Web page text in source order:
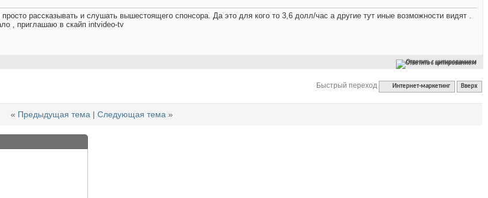
рассказывать и слушать вышестоящего спонсора. Да это для кого то 3,6 долл/час а другие тут иные возможности видят .
, приглашаю в скайп intvideo-tv
Ответить с цитированием
Быстрый переход Интернет-маркетинг Вверх
« Предыдущая тема| Следующая тема »